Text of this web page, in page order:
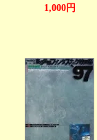
1,000円